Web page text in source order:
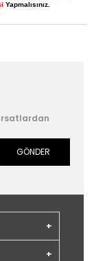
Yapmalısınız.
GÖNDER